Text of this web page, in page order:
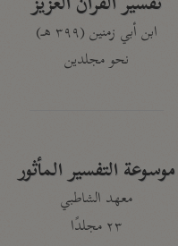
ابن أبي زمنين (٣٩٩ هـ)
نحو مجلدين
موسوعة التفسير المأثور
معهد الشاطبي
٢٣ مجلدًا